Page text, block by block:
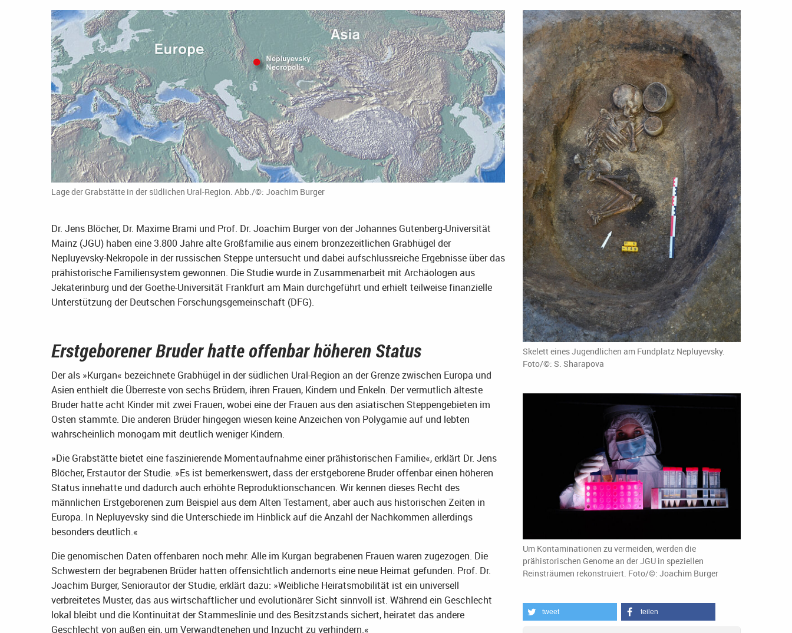
Lage der Grabstätte in der südlichen Ural-Region. Abb./©: Joachim Burger
Dr. Jens Blöcher, Dr. Maxime Brami und Prof. Dr. Joachim Burger von der Johannes Gutenberg-Universität
Mainz (JGU) haben eine 3.800 Jahre alte Großfamilie aus einem bronzezeitlichen Grabhügel der
Nepluyevsky-Nekropole in der russischen Steppe untersucht und dabei aufschlussreiche Ergebnisse über das
prähistorische Familiensystem gewonnen. Die Studie wurde in Zusammenarbeit mit Archäologen aus
Jekaterinburg und der Goethe-Universität Frankfurt am Main durchgeführt und erhielt teilweise finanzielle
Unterstützung der Deutschen Forschungsgemeinschaft (DFG).
Erstgeborener Bruder hatte offenbar höheren Status
Der als »Kurgan« bezeichnete Grabhügel in der südlichen Ural-Region an der Grenze zwischen Europa und
Asien enthielt die Überreste von sechs Brüdern, ihren Frauen, Kindern und Enkeln. Der vermutlich älteste
Bruder hatte acht Kinder mit zwei Frauen, wobei eine der Frauen aus den asiatischen Steppengebieten im
Osten stammte. Die anderen Brüder hingegen wiesen keine Anzeichen von Polygamie auf und lebten
wahrscheinlich monogam mit deutlich weniger Kindern.
»Die Grabstätte bietet eine faszinierende Momentaufnahme einer prähistorischen Familie«, erklärt Dr. Jens
Blöcher, Erstautor der Studie. »Es ist bemerkenswert, dass der erstgeborene Bruder offenbar einen höheren
Status innehatte und dadurch auch erhöhte Reproduktionschancen. Wir kennen dieses Recht des
männlichen Erstgeborenen zum Beispiel aus dem Alten Testament, aber auch aus historischen Zeiten in
Europa. In Nepluyevsky sind die Unterschiede im Hinblick auf die Anzahl der Nachkommen allerdings
besonders deutlich.«
Die genomischen Daten offenbaren noch mehr: Alle im Kurgan begrabenen Frauen waren zugezogen. Die
Schwestern der begrabenen Brüder hatten offensichtlich andernorts eine neue Heimat gefunden. Prof. Dr.
Joachim Burger, Seniorautor der Studie, erklärt dazu: »Weibliche Heiratsmobilität ist ein universell
verbreitetes Muster, das aus wirtschaftlicher und evolutionärer Sicht sinnvoll ist. Während ein Geschlecht
lokal bleibt und die Kontinuität der Stammeslinie und des Besitzstands sichert, heiratet das andere
Geschlecht von außen ein, um Verwandtenehen und Inzucht zu verhindern.«
Skelett eines Jugendlichen am Fundplatz Nepluyevsky.
Foto/©: S. Sharapova
Um Kontaminationen zu vermeiden, werden die
prähistorischen Genome an der JGU in speziellen
Reinsträumen rekonstruiert. Foto/©: Joachim Burger
tweet teilen